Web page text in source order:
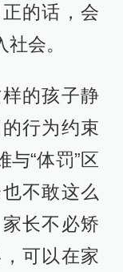
的话，会
会。
的孩子静
行为约束
与“体罚”区
不敢这么
长不必矫
可以在家